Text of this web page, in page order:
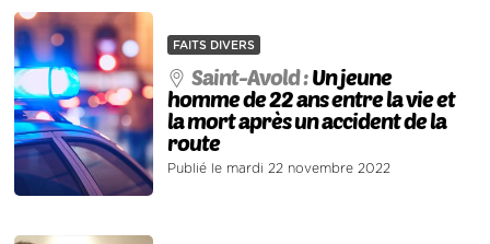
FAITS DIVERS
Saint-Avold :Un jeune
homme de 22 ans entre la vie et
la mort après un accident de la
route
Publié le mardi 22 novembre 2022